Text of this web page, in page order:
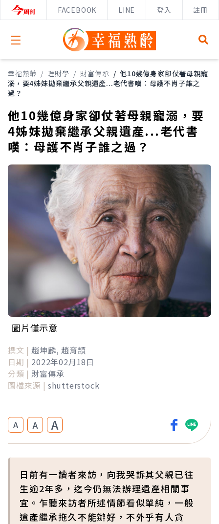
FACEBOOK LINE 登入 註冊
Open menu
幸福熟齡 / 理財學 / 財富傳承 / 他10幾億身家卻仗著母親寵
溺，要4姊妹拋棄繼承父親遺產...老代書嘆：母護不肖子誰之
過？
他10幾億身家卻仗著母親寵溺，要
4姊妹拋棄繼承父親遺產...老代書
嘆：母護不肖子誰之過？
圖片僅示意
撰文 | 趙坤麟, 趙育頡
日期 | 2022年02月18日
分類 | 財富傳承
圖檔來源 | shutterstock
A A A
日前有一讀者來訪，向我哭訴其父親已往
生逾2年多，迄今仍無法辦理遺產相關事
宜。乍聽來訪者所述情節看似單純，一般
遺產繼承拖久不能辦好，不外乎有人貪